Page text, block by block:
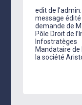
edit de l’admin:
message
demande de
Pôle Droit de
Infostratèges
Mandataire de
la société